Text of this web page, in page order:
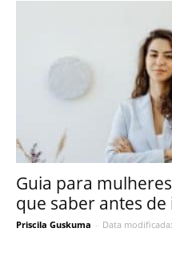
Guia para
que saber antes
Priscila Guskuma - Data